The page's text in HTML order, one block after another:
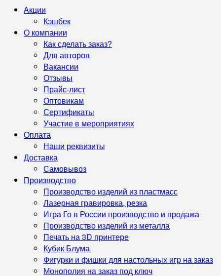
Акции
Кэшбек
О компании
Как сделать заказ?
Для авторов
Вакансии
Отзывы
Прайс-лист
Оптовикам
Сертификаты
Участие в мероприятиях
Оплата
Наши реквизиты
Доставка
Самовывоз
Производство
Производство изделий из пластмасс
Лазерная гравировка, резка
Игра Го в России производство и продажа
Производство изделий из металла
Печать на 3D принтере
Кубик Блума
Фигурки и фишки для настольных игр на заказ
Монополия на заказ под ключ